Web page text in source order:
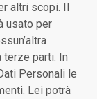
altri scopi. Il
usato per
terze parti. In
Personali le
Lei potrà